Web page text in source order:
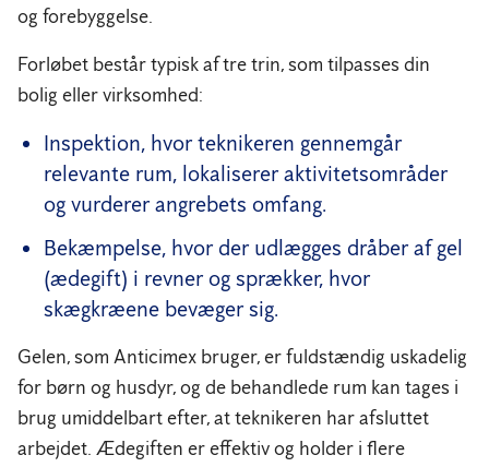
og forebyggelse.
Forløbet består typisk af tre trin, som tilpasses din
bolig eller virksomhed:
Inspektion, hvor teknikeren gennemgår
relevante rum, lokaliserer aktivitetsområder
og vurderer angrebets omfang.
Bekæmpelse, hvor der udlægges dråber af gel
(ædegift) i revner og sprækker, hvor
skægkræene bevæger sig.
Gelen, som Anticimex bruger, er fuldstændig uskadelig
for børn og husdyr, og de behandlede rum kan tages i
brug umiddelbart efter, at teknikeren har afsluttet
arbejdet. Ædegiften er effektiv og holder i flere